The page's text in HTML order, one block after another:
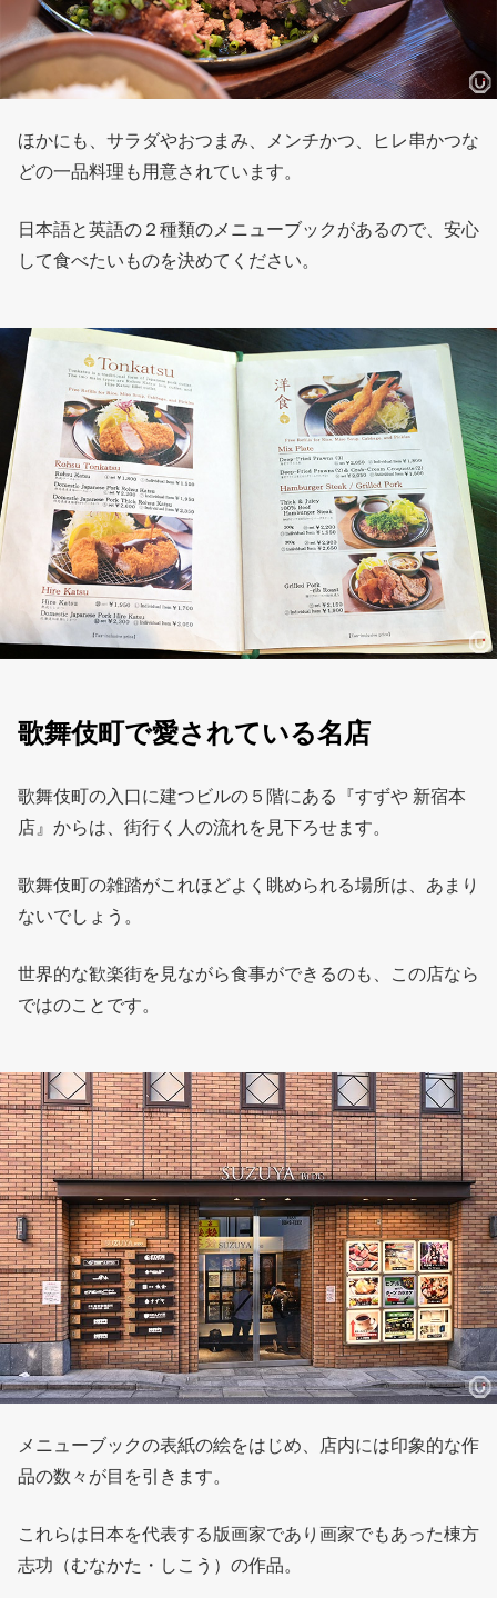
ほかにも、サラダやおつまみ、メンチかつ、ヒレ串かつな
どの一品料理も用意されています。
日本語と英語の２種類のメニューブックがあるので、安心
して食べたいものを決めてください。
歌舞伎町で愛されている名店
歌舞伎町の入口に建つビルの５階にある『すずや 新宿本
店』からは、街行く人の流れを見下ろせます。
歌舞伎町の雑踏がこれほどよく眺められる場所は、あまり
ないでしょう。
世界的な歓楽街を見ながら食事ができるのも、この店なら
ではのことです。
メニューブックの表紙の絵をはじめ、店内には印象的な作
品の数々が目を引きます。
これらは日本を代表する版画家であり画家でもあった棟方
志功（むなかた・しこう）の作品。